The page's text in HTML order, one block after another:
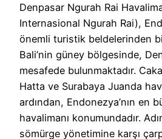
Denpasar Ngurah Rai
Internasional Ngurah Rai),
önemli turistik beldelerinden
Bali’nin güney bölgesinde,
mesafede bulunmaktadır.
Hatta ve Surabaya Juanda
ardından, Endonezya’nın en
havalimanı konumundadır.
sömürge yönetimine karşı